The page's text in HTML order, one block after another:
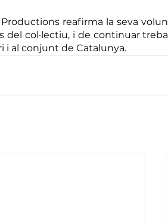
reafirma la seva
del col·lectiu, i de continuar
i al conjunt de Catalunya.